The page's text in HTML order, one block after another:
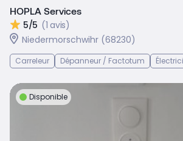
HOPLA Services
5/5 (1 avis)
Niedermorschwihr (68230)
Carreleur Dépanneur / Factotum
Disponible